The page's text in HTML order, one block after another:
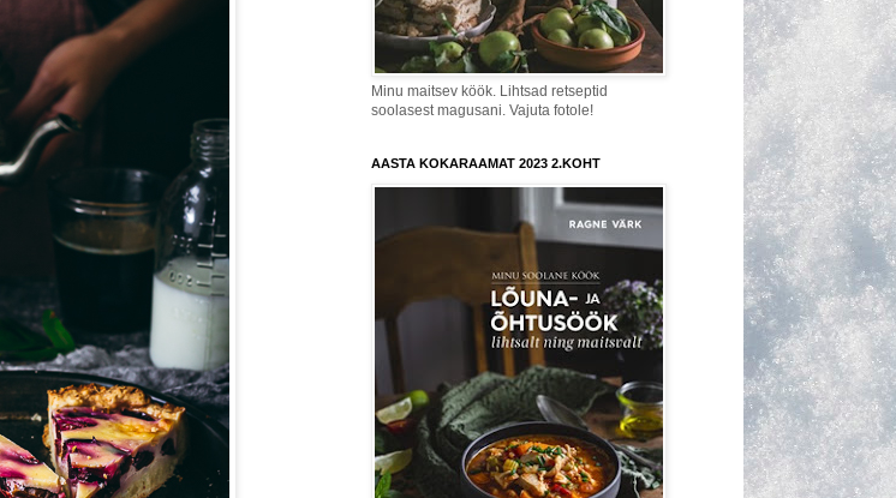
Minu maitsev köök. Lihtsad retseptid
soolasest magusani. Vajuta fotole!
AASTA KOKARAAMAT 2023 2.KOHT